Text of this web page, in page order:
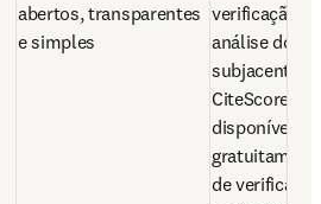
abertos, transparentes
e simples
verificação
análise dos
subjacentes
CiteScore
disponíveis
de